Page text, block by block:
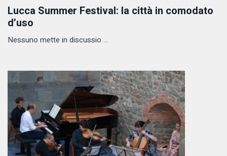
Lucca Summer Festival: la città in comodato
d’uso
Nessuno mette in discussio ...